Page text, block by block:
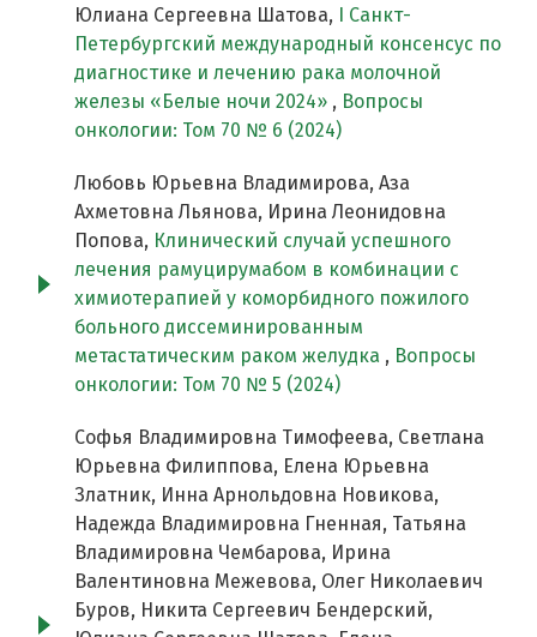
Юлиана Сергеевна Шатова,
I Cанкт-
Петербургский международный консенсус по
диагностике и лечению рака молочной
железы «Белые ночи 2024» , Вопросы
онкологии: Том 70 № 6 (2024)
Любовь Юрьевна Владимирова, Аза
Ахметовна Льянова, Ирина Леонидовна
Попова, Клинический случай успешного
лечения рамуцирумабом в комбинации с
химиотерапией у коморбидного пожилого
больного диссеминированным
метастатическим раком желудка , Вопросы
онкологии: Том 70 № 5 (2024)
Софья Владимировна Тимофеева, Светлана
Юрьевна Филиппова, Елена Юрьевна
Златник, Инна Арнольдовна Новикова,
Надежда Владимировна Гненная, Татьяна
Владимировна Чембарова, Ирина
Валентиновна Межевова, Олег Николаевич
Буров, Никита Сергеевич Бендерский,